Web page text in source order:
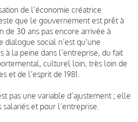
de l’économie créatrice
que le gouvernement est prêt à
de 30 ans pas encore arrivée à
social n’est qu’une
à la peine dans l’entreprise, du fait
culturel loin, très loin de
et de l’esprit de 1981.
pas une variable d’ajustement ; elle
et pour l’entreprise.